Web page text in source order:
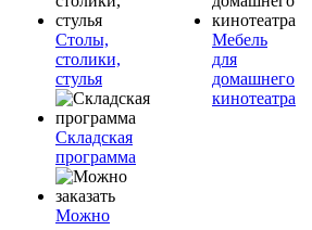
Столы,
столики,
стулья
Складская
программа
Можно
Мебель
для
домашнего
кинотеатра